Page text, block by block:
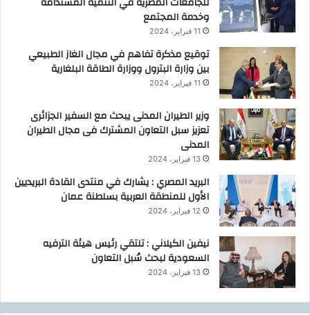
وخدمة المجتمع
11 فبراير، 2024
توقيع مذكرة تفاهم في مجال الغاز الطبيعي
بين وزارة البترول ووزارة الطاقة البلغارية
11 فبراير، 2024
وزير الطيران المدنى يبحث مع السفير الجزائرى
تعزيز سبل التعاون المشترك فى مجال الطيران
المدنى
13 فبراير، 2024
البريد المصري : يشارك في منتدى القادة البريديين
الأول للمنطقة العربية بسلطنة عمان
12 فبراير، 2024
نيفين الكيلاني : تلتقي رئيس هيئة الترفيه
السعودية لبحث سُبل التعاون
13 فبراير، 2024